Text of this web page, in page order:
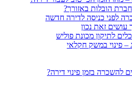
הובלות באזורך?
לפני כניסה לדירה חדשה
עושים זאת נכון
לתיקון מכונת פוליש
– פינוי במשק חקלאי
להשכרה בזמן פינוי דירה?